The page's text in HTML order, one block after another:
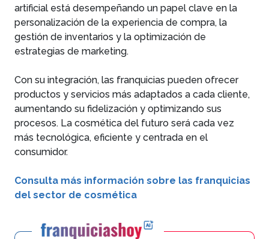
artificial está desempeñando un papel clave en la
personalización de la experiencia de compra, la
gestión de inventarios y la optimización de
estrategias de marketing.
Con su integración, las franquicias pueden ofrecer
productos y servicios más adaptados a cada cliente,
aumentando su fidelización y optimizando sus
procesos. La cosmética del futuro será cada vez
más tecnológica, eficiente y centrada en el
consumidor.
Consulta más información sobre las franquicias
del sector de cosmética